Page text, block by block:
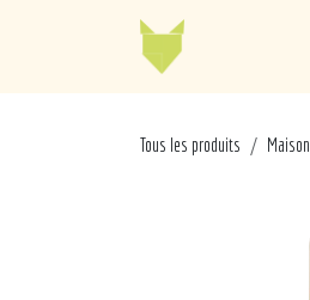
Tous les produits Maison